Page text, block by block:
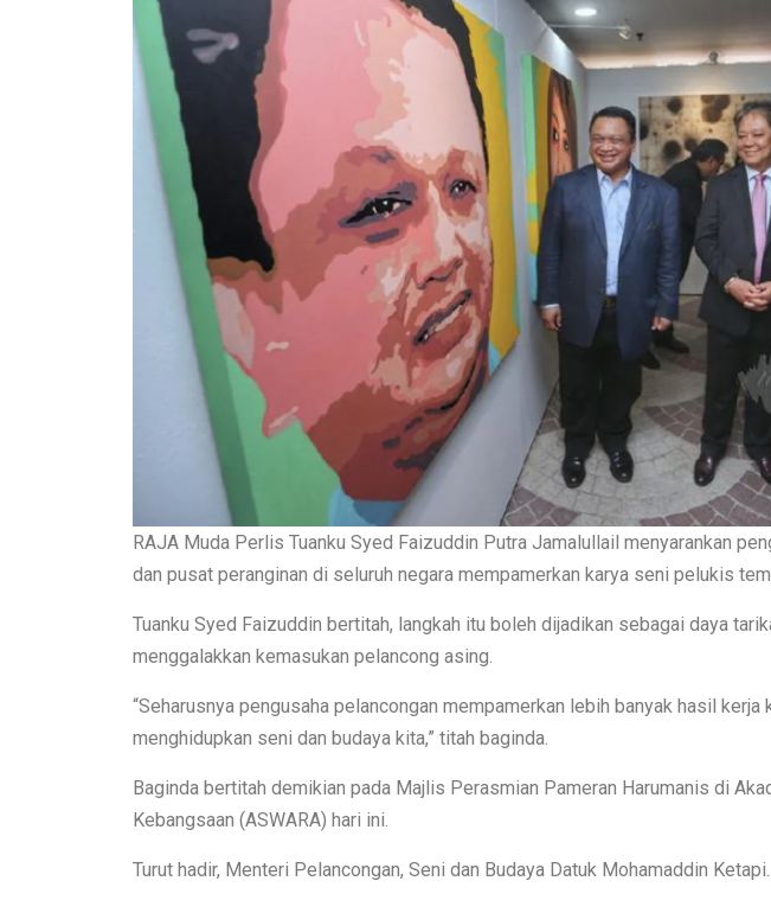
RAJA Muda Perlis Tuanku Syed Faizuddin Putra Jamalullail menyarankan
dan pusat peranginan di seluruh negara mempamerkan karya seni pelukis
Tuanku Syed Faizuddin bertitah, langkah itu boleh dijadikan sebagai daya
menggalakkan kemasukan pelancong asing.
“Seharusnya pengusaha pelancongan mempamerkan lebih banyak hasil kerja
menghidupkan seni dan budaya kita,” titah baginda.
Baginda bertitah demikian pada Majlis Perasmian Pameran Harumanis di
Kebangsaan (ASWARA) hari ini.
Turut hadir, Menteri Pelancongan, Seni dan Budaya Datuk Mohamaddin Ketapi.